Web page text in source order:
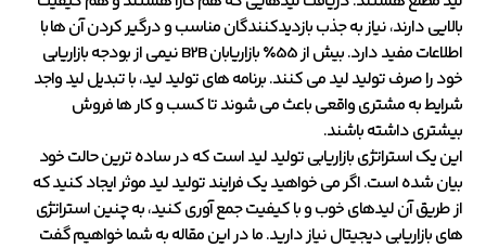
بالایی دارند، نیاز به جذب بازدیدکنندگان مناسب و درگیر کردن آن ها با
اطلاعات مفید دارد. بیش از 55٪ بازاریابان B2B نیمی از بودجه بازاریابی
خود را صرف تولید لید می کنند. برنامه های تولید لید، با تبدیل لید واجد
شرایط به مشتری واقعی باعث می شوند تا کسب و کار ها فروش
بیشتری داشته باشند.
این یک استراتژی بازاریابی تولید لید است که در ساده ترین حالت خود
بیان شده است. اگر می خواهید یک فرایند تولید لید موثر ایجاد کنید که
از طریق آن لیدهای خوب و با کیفیت جمع آوری کنید، به چنین استراتژی
های بازاریابی دیجیتال نیاز دارید. ما در این مقاله به شما خواهیم گفت